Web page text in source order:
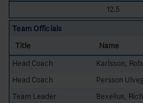
12.5
Team Officials
Title
Name
Head Coach
Karlsson,
Head Coach
Persson
Team Leader
Bexelius,